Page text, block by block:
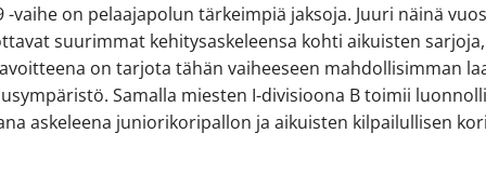
-vaihe on pelaajapolun tärkeimpiä jaksoja. Juuri näinä
suurimmat kehitysaskeleensa kohti aikuisten sarjoja,
on tarjota tähän vaiheeseen mahdollisimman
Samalla miesten I-divisioona B toimii
askeleena juniorikoripallon ja aikuisten kilpailullisen